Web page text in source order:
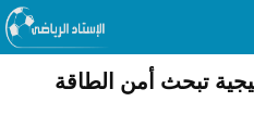
تبحث أمن الطاقة